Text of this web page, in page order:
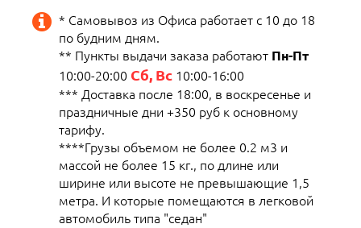
* Самовывоз из Офиса работает с 10 до 18
по будним дням.
** Пункты выдачи заказа работают Пн-Пт
10:00-20:00 Сб, Вс 10:00-16:00
*** Доставка после 18:00, в воскресенье и
праздничные дни +350 руб к основному
тарифу.
****Грузы объемом не более 0.2 м3 и
массой не более 15 кг., по длине или
ширине или высоте не превышающие 1,5
метра. И которые помещаются в легковой
автомобиль типа "седан"